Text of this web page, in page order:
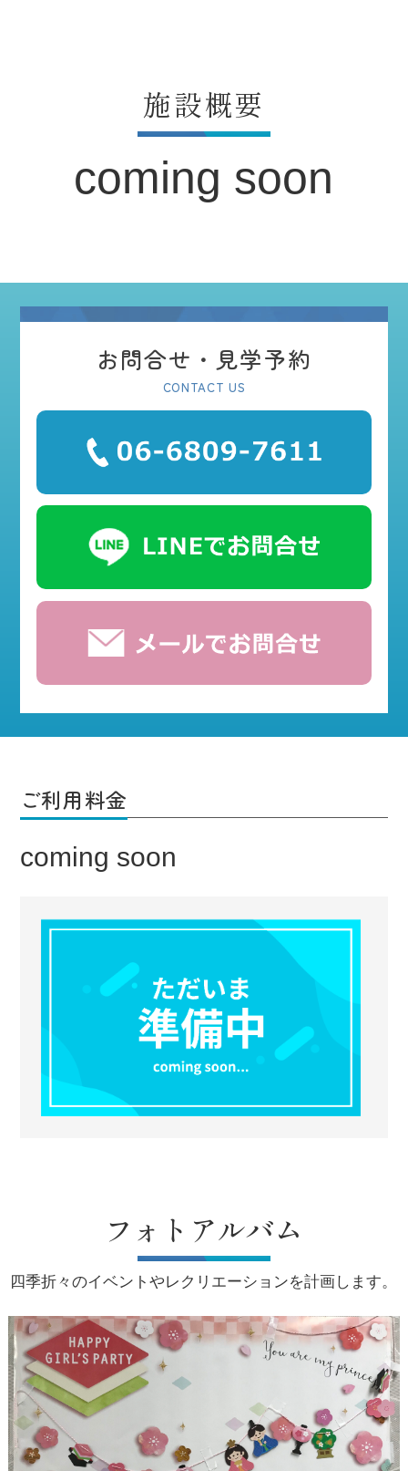
施設概要
coming soon
お問合せ・見学予約
CONTACT US
ご利用料金
coming soon
フォトアルバム
四季折々のイベントやレクリエーションを計画します。